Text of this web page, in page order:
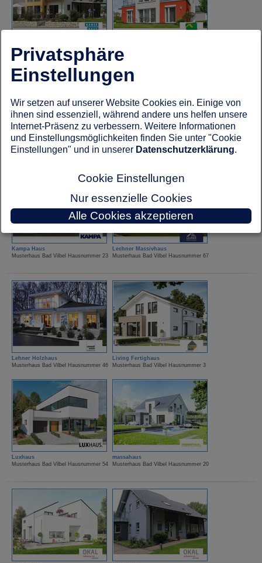
Musterhaus Bad Vilbel Hausnummer 27
HUF Haus
Kampa Haus
Kampa Haus
Musterhaus Bad Vilbel Hausnummer 23
Lechner Massivhaus
Musterhaus Bad Vilbel Hausnummer 67
Lehner Holzhaus
Musterhaus Bad Vilbel Hausnummer 46
Living Fertighaus
Musterhaus Bad Vilbel Hausnummer 3
Luxhaus
Musterhaus Bad Vilbel Hausnummer 54
massahaus
Musterhaus Bad Vilbel Hausnummer 20
Privatsphäre
Einstellungen
Wir setzen auf unserer Website Cookies ein. Einige von
ihnen sind essenziell, während andere uns helfen unsere
Internet-Präsenz zu verbessern. Weitere Informationen
und Einstellungsmöglichkeiten finden Sie unter "Cookie
Einstellungen" und in unserer Datenschutzerklärung.
Cookie Einstellungen
Nur essenzielle Cookies
Alle Cookies akzeptieren